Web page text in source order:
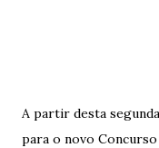
A partir desta
para o novo Concurso